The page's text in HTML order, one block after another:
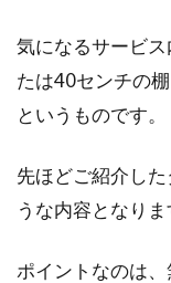
気になるサービ
たは40センチの
というものです。
先ほどご紹介し
うな内容となりま
ポイントなのは